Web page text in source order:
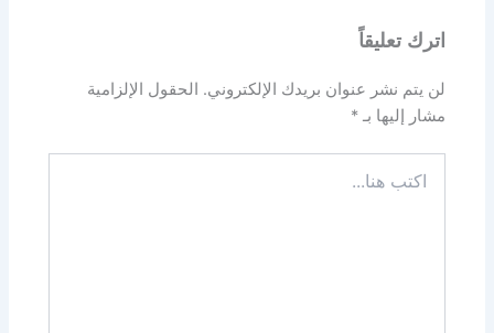
اترك تعليقاً
لن يتم نشر عنوان بريدك الإلكتروني. الحقول الإلزامية
مشار إليها بـ*
هنا...